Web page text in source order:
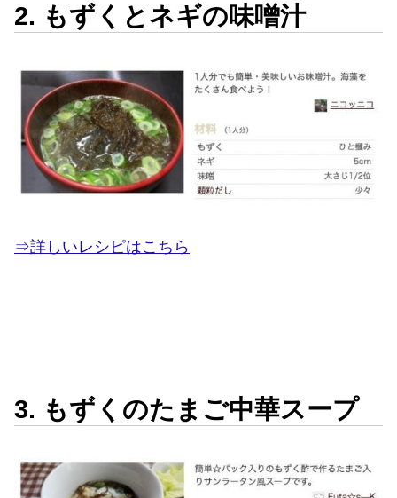
2. もずくとネギの味噌汁
⇒詳しいレシピはこちら
3. もずくのたまご中華スープ